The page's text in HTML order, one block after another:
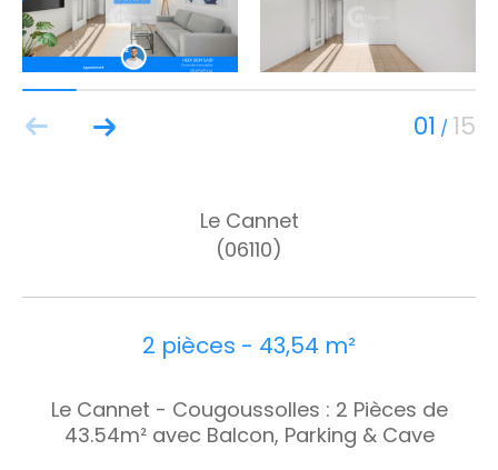
01 / 15
Le Cannet
(06110)
2 pièces - 43,54 m²
Le Cannet - Cougoussolles : 2 Pièces de
43.54m² avec Balcon, Parking & Cave